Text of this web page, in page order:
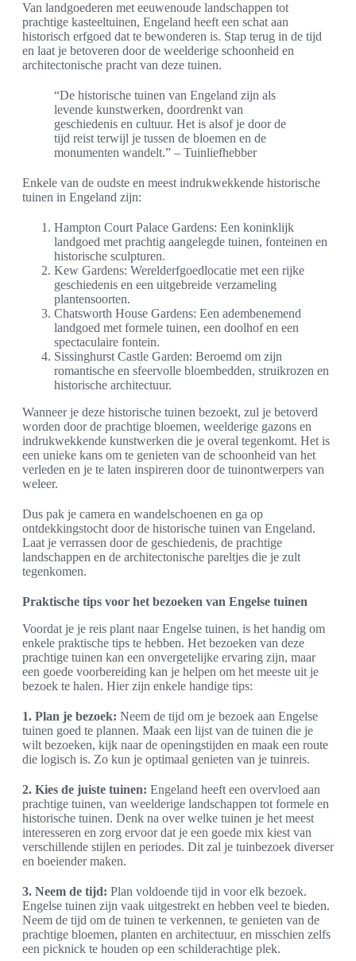
Van landgoederen met eeuwenoude landschappen tot
prachtige kasteeltuinen, Engeland heeft een schat aan
historisch erfgoed dat te bewonderen is. Stap terug in de tijd
en laat je betoveren door de weelderige schoonheid en
architectonische pracht van deze tuinen.
“De historische tuinen van Engeland zijn als
levende kunstwerken, doordrenkt van
geschiedenis en cultuur. Het is alsof je door de
tijd reist terwijl je tussen de bloemen en de
monumenten wandelt.” – Tuinliefhebber
Enkele van de oudste en meest indrukwekkende historische
tuinen in Engeland zijn:
Hampton Court Palace Gardens: Een koninklijk
landgoed met prachtig aangelegde tuinen, fonteinen en
historische sculpturen.
Kew Gardens: Werelderfgoedlocatie met een rijke
geschiedenis en een uitgebreide verzameling
plantensoorten.
Chatsworth House Gardens: Een adembenemend
landgoed met formele tuinen, een doolhof en een
spectaculaire fontein.
Sissinghurst Castle Garden: Beroemd om zijn
romantische en sfeervolle bloembedden, struikrozen en
historische architectuur.
Wanneer je deze historische tuinen bezoekt, zul je betoverd
worden door de prachtige bloemen, weelderige gazons en
indrukwekkende kunstwerken die je overal tegenkomt. Het is
een unieke kans om te genieten van de schoonheid van het
verleden en je te laten inspireren door de tuinontwerpers van
weleer.
Dus pak je camera en wandelschoenen en ga op
ontdekkingstocht door de historische tuinen van Engeland.
Laat je verrassen door de geschiedenis, de prachtige
landschappen en de architectonische pareltjes die je zult
tegenkomen.
Praktische tips voor het bezoeken van Engelse tuinen
Voordat je je reis plant naar Engelse tuinen, is het handig om
enkele praktische tips te hebben. Het bezoeken van deze
prachtige tuinen kan een onvergetelijke ervaring zijn, maar
een goede voorbereiding kan je helpen om het meeste uit je
bezoek te halen. Hier zijn enkele handige tips:
1. Plan je bezoek: Neem de tijd om je bezoek aan Engelse
tuinen goed te plannen. Maak een lijst van de tuinen die je
wilt bezoeken, kijk naar de openingstijden en maak een route
die logisch is. Zo kun je optimaal genieten van je tuinreis.
2. Kies de juiste tuinen: Engeland heeft een overvloed aan
prachtige tuinen, van weelderige landschappen tot formele en
historische tuinen. Denk na over welke tuinen je het meest
interesseren en zorg ervoor dat je een goede mix kiest van
verschillende stijlen en periodes. Dit zal je tuinbezoek diverser
en boeiender maken.
3. Neem de tijd: Plan voldoende tijd in voor elk bezoek.
Engelse tuinen zijn vaak uitgestrekt en hebben veel te bieden.
Neem de tijd om de tuinen te verkennen, te genieten van de
prachtige bloemen, planten en architectuur, en misschien zelfs
een picknick te houden op een schilderachtige plek.